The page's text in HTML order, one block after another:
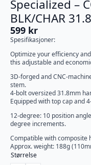
Specialized –
BLK/CHAR
599 kr
Spesifikasjoner:
Optimize your efficiency
this adjustable and
3D-forged and CNC-
stem.
4-bolt oversized 31.8mm
Equipped with top cap and
12-degree: 10 position
degree increments.
Compatible with composite
Approx. weight: 188g
Størrelse